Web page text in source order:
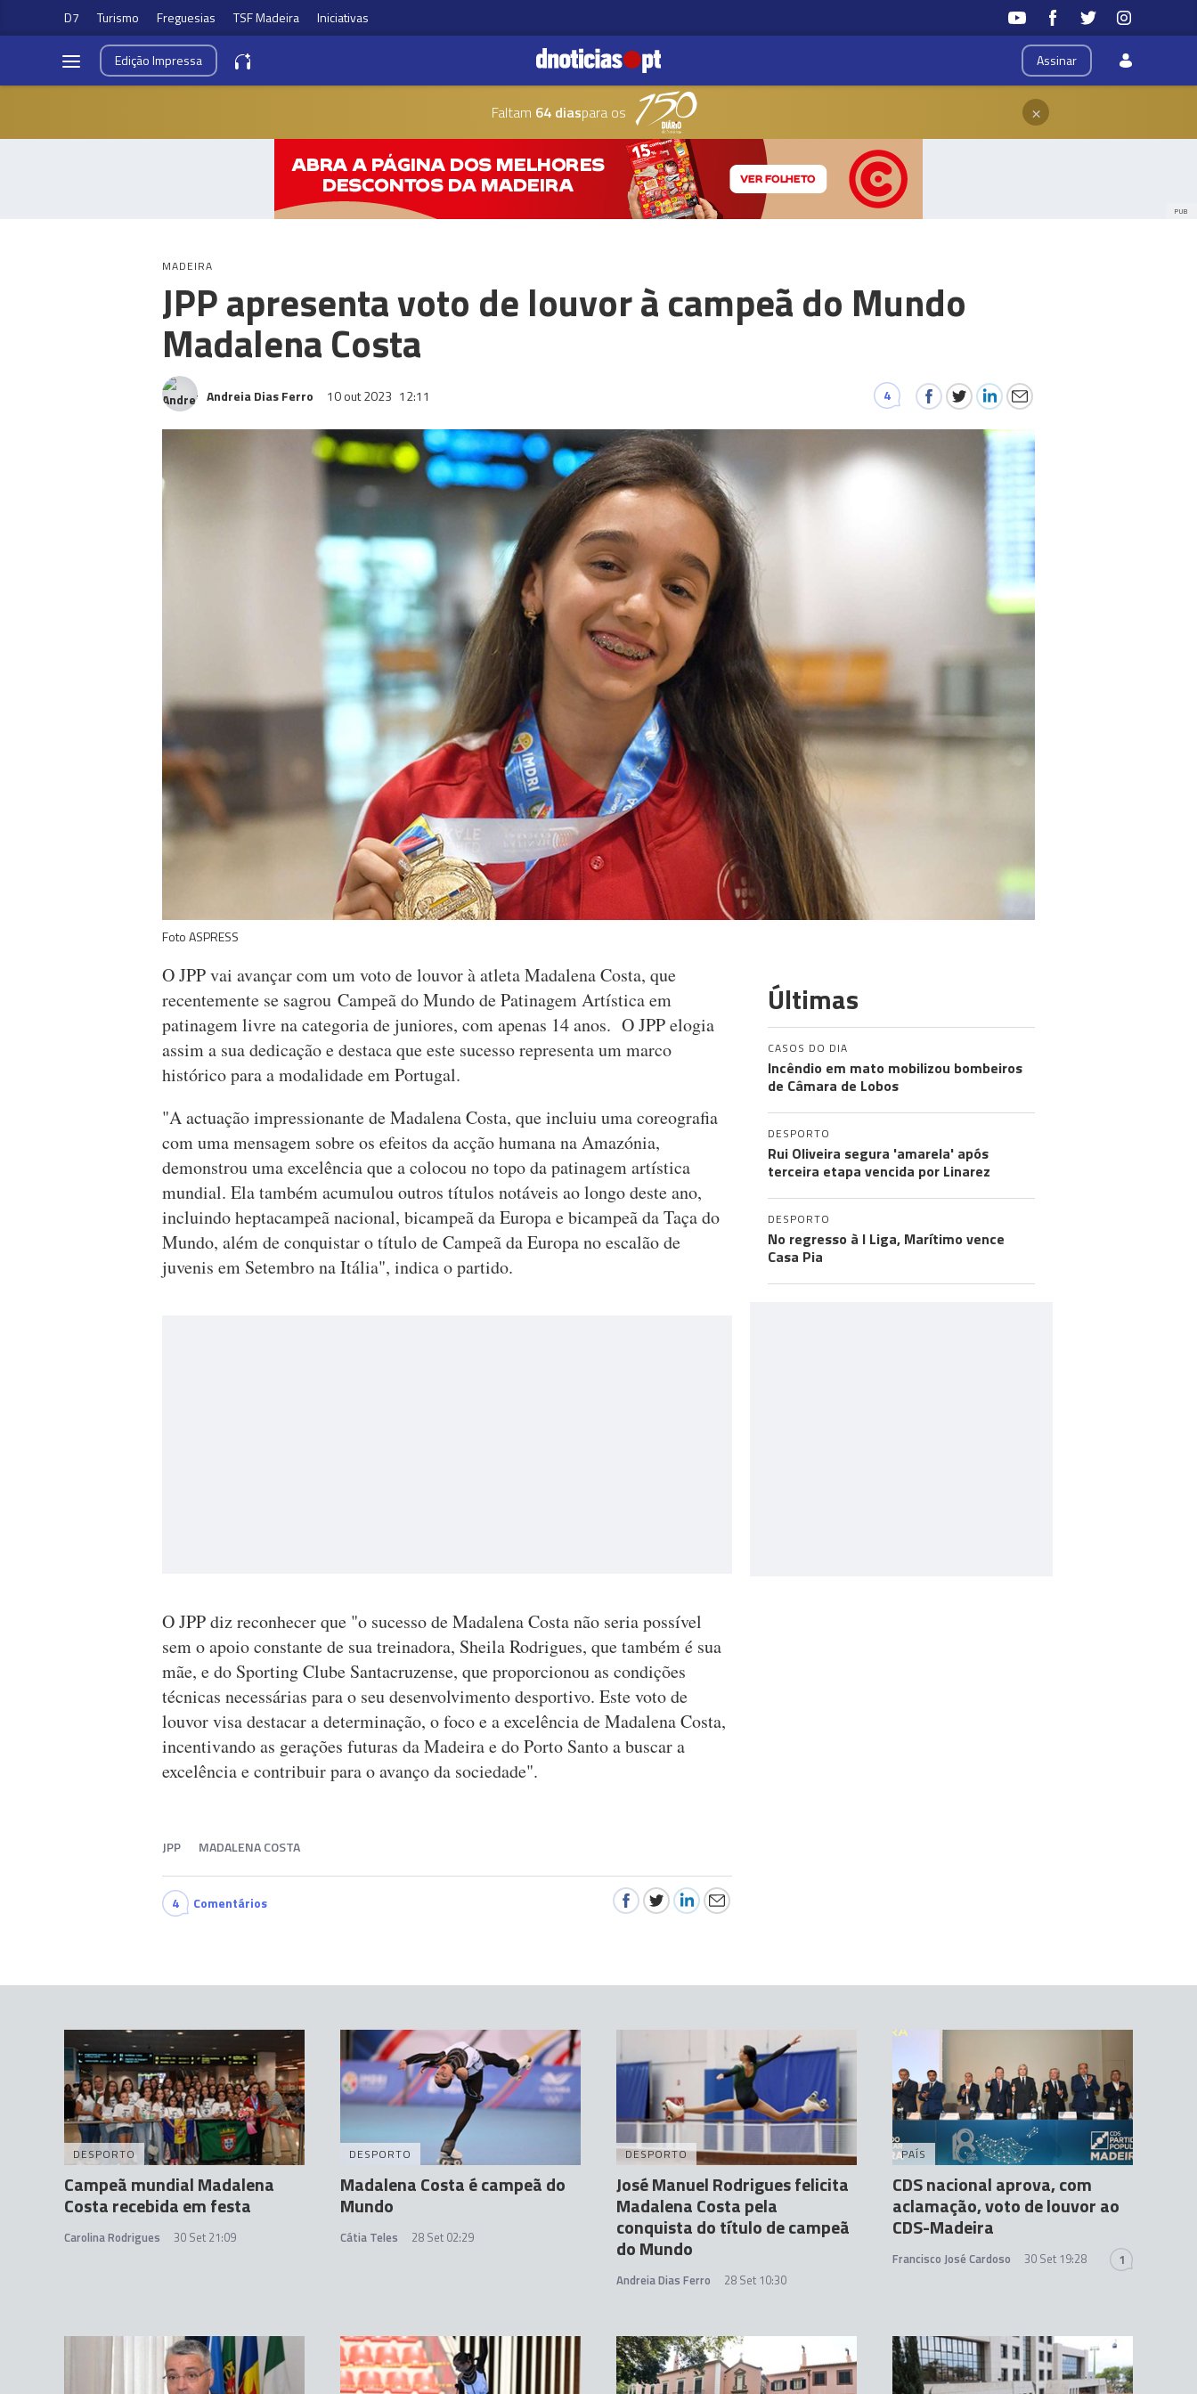
D7 Turismo Freguesias TSF Madeira Iniciativas
Assinar
EdiçãoImpressa
Faltam 64 diaspara os ×
PUB
MADEIRA
JPP apresenta voto de louvor à campeã do Mundo
Madalena Costa
Andreia Dias Ferro 10 out 2023 12:11 4
Foto ASPRESS
O JPP vai avançar com um voto de louvor à atleta Madalena Costa, que
recentemente se sagrou Campeã do Mundo de Patinagem Artística em
patinagem livre na categoria de juniores, com apenas 14 anos. O JPP elogia
assim a sua dedicação e destaca que este sucesso representa um marco
histórico para a modalidade em Portugal.
"A actuação impressionante de Madalena Costa, que incluiu uma coreografia
com uma mensagem sobre os efeitos da acção humana na Amazónia,
demonstrou uma excelência que a colocou no topo da patinagem artística
mundial. Ela também acumulou outros títulos notáveis ao longo deste ano,
incluindo heptacampeã nacional, bicampeã da Europa e bicampeã da Taça do
Mundo, além de conquistar o título de Campeã da Europa no escalão de
juvenis em Setembro na Itália", indica o partido.
O JPP diz reconhecer que "o sucesso de Madalena Costa não seria possível
sem o apoio constante de sua treinadora, Sheila Rodrigues, que também é sua
mãe, e do Sporting Clube Santacruzense, que proporcionou as condições
técnicas necessárias para o seu desenvolvimento desportivo. Este voto de
louvor visa destacar a determinação, o foco e a excelência de Madalena Costa,
incentivando as gerações futuras da Madeira e do Porto Santo a buscar a
excelência e contribuir para o avanço da sociedade".
JPP MADALENA COSTA
4 Comentários
Últimas
CASOS DO DIA
Incêndio em mato mobilizou bombeiros
de Câmara de Lobos
DESPORTO
Rui Oliveira segura 'amarela' após
terceira etapa vencida por Linarez
DESPORTO
No regresso à I Liga, Marítimo vence
Casa Pia
DESPORTO
Campeã mundial Madalena
Costa recebida em festa
Carolina Rodrigues 30 Set 21:09
DESPORTO
Madalena Costa é campeã do
Mundo
Cátia Teles 28 Set 02:29
DESPORTO
José Manuel Rodrigues felicita
Madalena Costa pela
conquista do título de campeã
do Mundo
Andreia Dias Ferro 28 Set 10:30
PAÍS
CDS nacional aprova, com
aclamação, voto de louvor ao
CDS-Madeira
Francisco José Cardoso 30 Set 19:28 1